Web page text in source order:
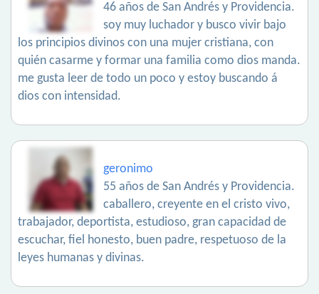
46 años de San Andrés y Providencia.
soy muy luchador y busco vivir bajo
los principios divinos con una mujer cristiana, con
quién casarme y formar una familia como dios manda.
me gusta leer de todo un poco y estoy buscando á
dios con intensidad.
geronimo
55 años de San Andrés y Providencia.
caballero, creyente en el cristo vivo,
trabajador, deportista, estudioso, gran capacidad de
escuchar, fiel honesto, buen padre, respetuoso de la
leyes humanas y divinas.